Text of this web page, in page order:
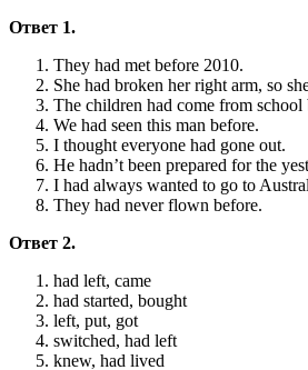
Ответ 1.
They had met before 2010.
She had broken her right arm, so
The children had come from school
We had seen this man before.
I thought everyone had gone out.
He hadn’t been prepared for the
I had always wanted to go to
They had never flown before.
Ответ 2.
had left, came
had started, bought
left, put, got
switched, had left
knew, had lived